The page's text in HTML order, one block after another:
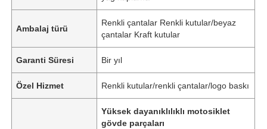
Ambalaj türü
Renkli çantalar Renkli kutular/beyaz
çantalar Kraft kutular
Garanti Süresi Bir yıl
Özel Hizmet Renkli kutular/renkli çantalar/logo baskı
Yüksek dayanıklılıklı motosiklet
gövde parçaları